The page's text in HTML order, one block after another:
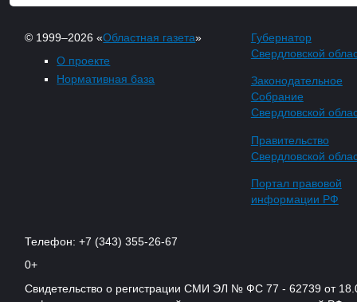
© 1999–2026 «Областная газета»
О проекте
Нормативная база
Губернатор
Свердловской
Законодательное
Собрание
Свердловской
Правительство
Свердловской
Портал правовой
информации РФ
Телефон: +7 (343) 355-26-67
0+
Свидетельство о регистрации СМИ ЭЛ № ФС 77 - 62739 от